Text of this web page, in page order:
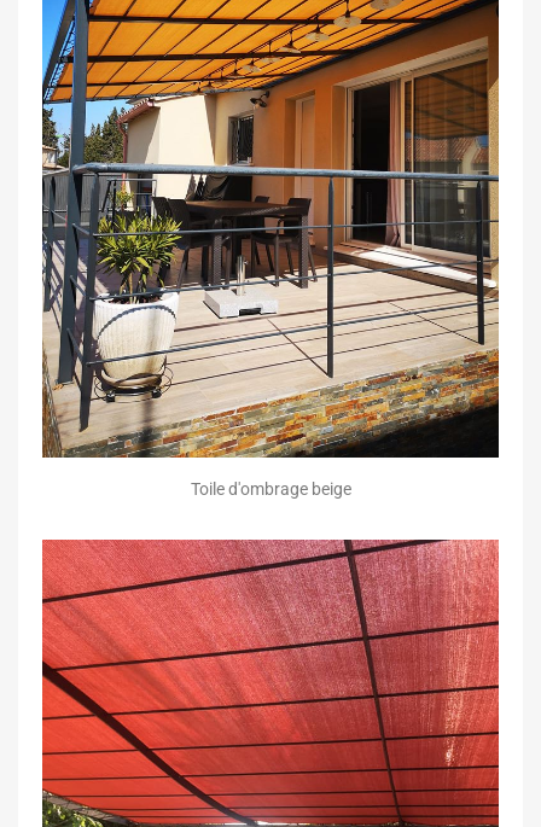
Toile d'ombrage beige